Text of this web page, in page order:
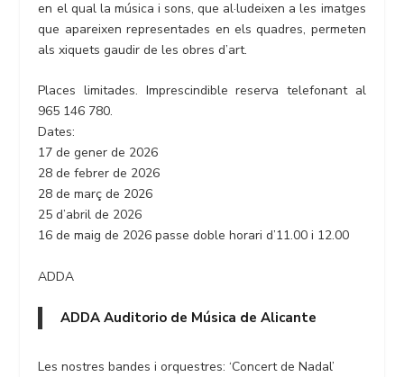
en el qual la música i sons, que al·ludeixen a les imatges
que apareixen representades en els quadres, permeten
als xiquets gaudir de les obres d’art.
Places limitades. Imprescindible reserva telefonant al
965 146 780.
Dates:
17 de gener de 2026
28 de febrer de 2026
28 de març de 2026
25 d’abril de 2026
16 de maig de 2026 passe doble horari d’11.00 i 12.00
ADDA
ADDA Auditorio de Música de Alicante
Les nostres bandes i orquestres: ‘Concert de Nadal’